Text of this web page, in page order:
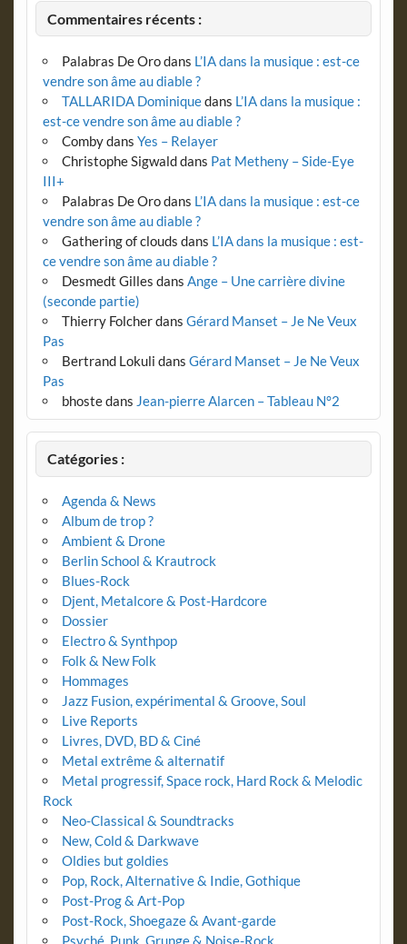
Commentaires récents :
Palabras De Orodans L’IA dans la musique : est-ce
vendre son âme au diable ?
TALLARIDA Dominiquedans L’IA dans la musique :
est-ce vendre son âme au diable ?
Combydans Yes – Relayer
Christophe Sigwalddans Pat Metheny – Side-Eye
III+
Palabras De Orodans L’IA dans la musique : est-ce
vendre son âme au diable ?
Gathering of clouds dans L’IA dans la musique : est-
ce vendre son âme au diable ?
Desmedt Gilles dans Ange – Une carrière divine
(seconde partie)
Thierry Folcherdans Gérard Manset – Je Ne Veux
Pas
Bertrand Lokuli dans Gérard Manset – Je Ne Veux
Pas
bhostedans Jean-pierre Alarcen – Tableau N°2
Catégories :
Agenda & News
Album de trop ?
Ambient & Drone
Berlin School & Krautrock
Blues-Rock
Djent, Metalcore & Post-Hardcore
Dossier
Electro & Synthpop
Folk & New Folk
Hommages
Jazz Fusion, expérimental & Groove, Soul
Live Reports
Livres, DVD, BD & Ciné
Metal extrême & alternatif
Metal progressif, Space rock, Hard Rock & Melodic
Rock
Neo-Classical & Soundtracks
New, Cold & Darkwave
Oldies but goldies
Pop, Rock, Alternative & Indie, Gothique
Post-Prog & Art-Pop
Post-Rock, Shoegaze & Avant-garde
Psyché, Punk, Grunge & Noise-Rock